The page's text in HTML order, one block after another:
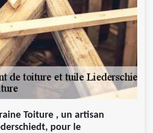
Toiture , un artisan
pour le